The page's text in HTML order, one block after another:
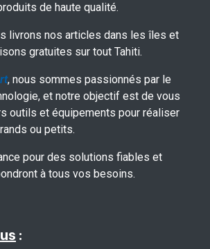
de haute qualité.
livrons nos articles dans les îles et
gratuites sur tout Tahiti.
, nous sommes passionnés par le
et notre objectif est de vous
outils et équipements pour réaliser
ou petits.
pour des solutions fiables et
à tous vos besoins.
: